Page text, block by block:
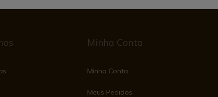
Minha Conta
Minha Conta
Meus Pedidos